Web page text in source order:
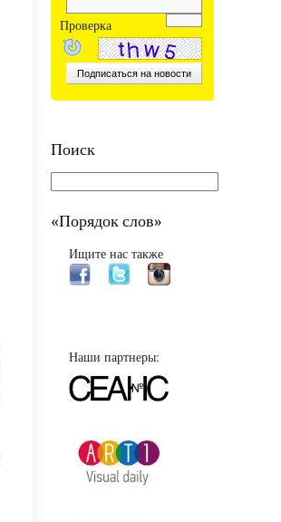
Проверка
Поиск
«Порядок слов»
Ищите нас также
Наши партнеры: